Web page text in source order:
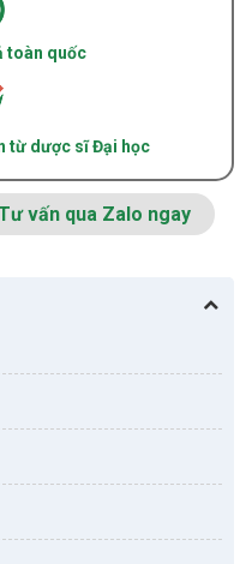
toàn quốc
từ dược sĩ Đại học
vấn qua Zalo ngay